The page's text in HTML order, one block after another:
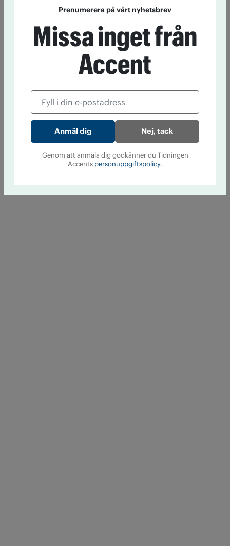
Prenumerera på vårt nyhetsbrev
Missa inget från
Accent
Nej, tack
Genom att anmäla dig godkänner du Tidningen
Accents personuppgiftspolicy.